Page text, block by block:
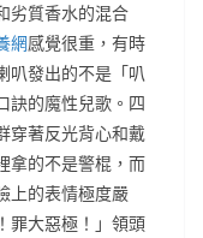
劣質香水的混合
網感覺很重，有時
叭發出的不是「叭
訣的魔性兒歌。四
穿著反光背心和戴
拿的不是警棍，而
上的表情極度嚴
罪大惡極！」領頭